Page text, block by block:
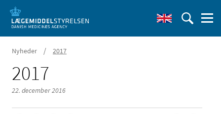
Nyheder / 2017
2017
22. december 2016